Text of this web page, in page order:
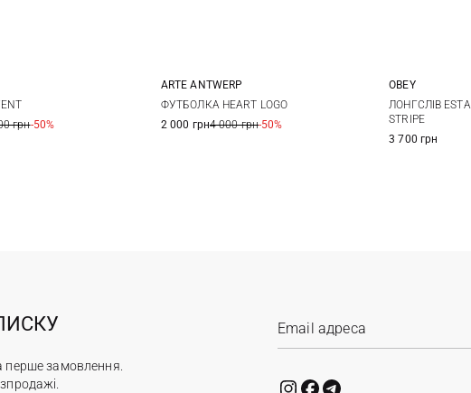
L
грн-50%
XS S
ARTE ANTWERP
ФУТБОЛКА HEART LOGO
2 000 грн4 000 грн-50%
S
OBEY
ЛОНГСЛІВ
STRIPE
3 700 грн
перше замовлення.